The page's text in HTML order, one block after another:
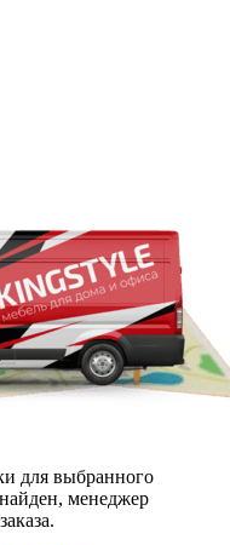
для выбранного
менеджер